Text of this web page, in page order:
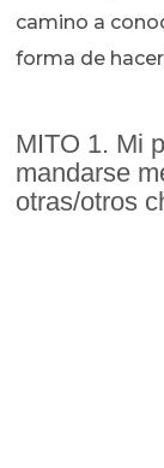
camino a
forma de
MITO 1. Mi
mandarse
otras/otros